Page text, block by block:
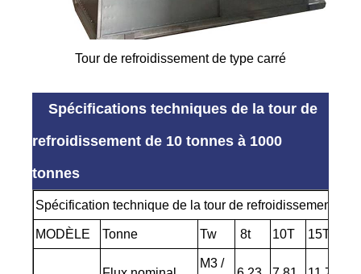
Tour de refroidissement de type carré
Spécifications techniques de la tour de
refroidissement de 10 tonnes à 1000
tonnes
Spécification technique de la tour de refroidissement de
MODÈLE Tonne Tw 8t 10T 15T
M3 /